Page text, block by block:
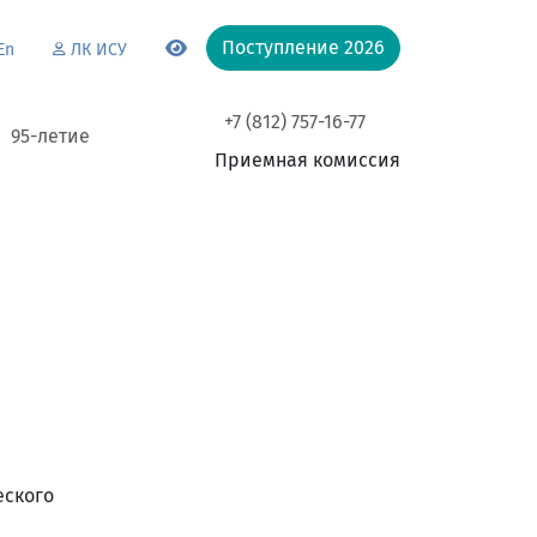
ЛК ИСУ Поступление 2026
95-летие
+7 (812) 757-16-77
Приемная комиссия